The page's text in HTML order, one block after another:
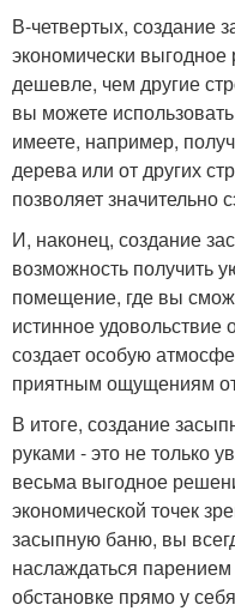
В-четвертых, создание
экономически
дешевле, чем другие
вы можете
имеете, например,
дерева или от других
позволяет значительно
И, наконец, создание
возможность получить
помещение, где вы
истинное
создает особую
приятным ощущениям
В итоге, создание
руками - это не только
весьма выгодное
экономической точек
засыпную баню, вы
наслаждаться
обстановке прямо у